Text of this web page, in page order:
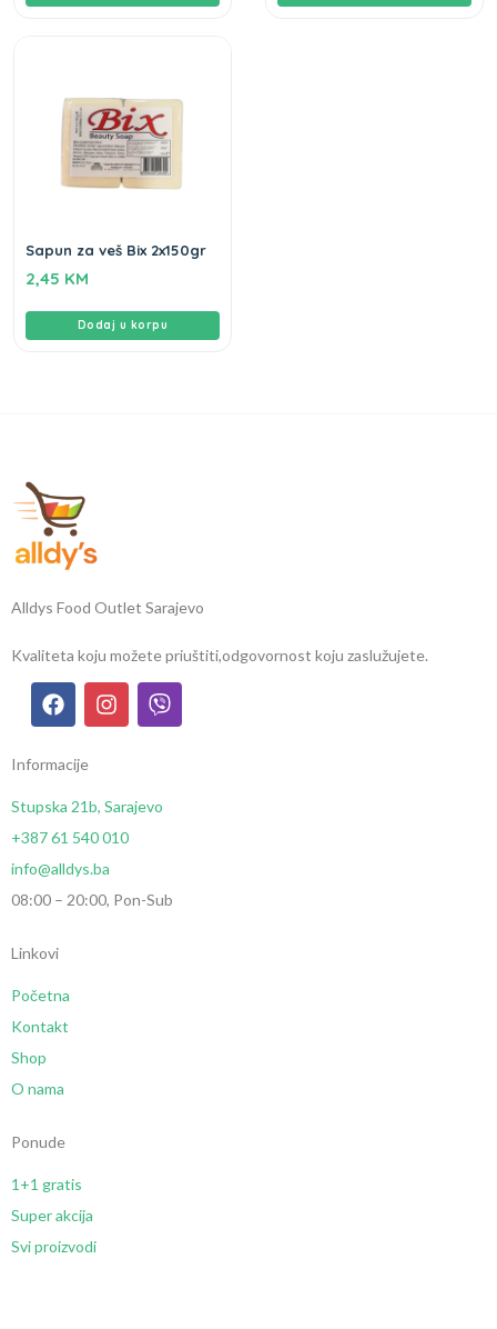
Sapun za veš Bix 2x150gr
2,45 KM
Dodaj u korpu
Alldys Food Outlet Sarajevo
Kvaliteta koju možete priuštiti,odgovornost koju zaslužujete.
Informacije
Stupska 21b, Sarajevo
+387 61 540 010
info@alldys.ba
08:00 – 20:00, Pon-Sub
Linkovi
Početna
Kontakt
Shop
O nama
Ponude
1+1 gratis
Super akcija
Svi proizvodi